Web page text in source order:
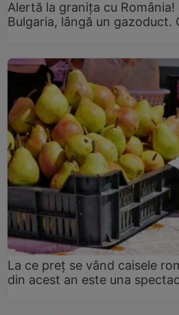
Alertă la granița cu
Bulgaria, lângă un gazoduct.
La ce preț se vând caisele
din acest an este una